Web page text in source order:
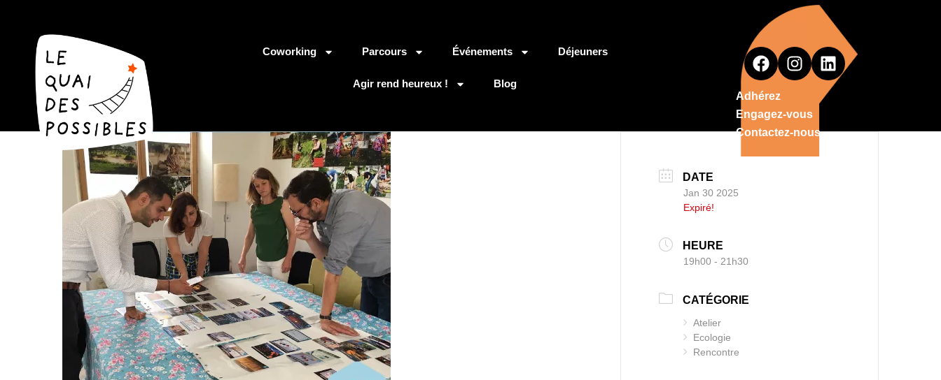
Coworking Parcours Événements Déjeuners
Agir rend heureux !
Blog
Adhérez
Engagez-vous
Contactez-nous
DATE
Jan 30 2025
Expiré!
HEURE
19h00 - 21h30
CATÉGORIE
Atelier
Ecologie
Rencontre